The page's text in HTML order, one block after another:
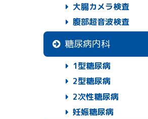
・感染防止対策業務指針及び手順書を
それに従い院内感染対策に取り組んで
・職員全員に対し年２回院内研修を実
する知識向上に取り組んでいます。
・感染性の高い疾患（インフルエンザ
ス感染症など）が疑われる場合は、一
分けた診療スペースを確保して対応し
・西脇市立西脇病院と感染対策連携を
当院は2024.11.6で開院7周
2024.11.6
大腸カメラ検査
腹部超音波検査
糖尿病内科
1型糖尿病
2型糖尿病
2次性糖尿病
妊娠糖尿病